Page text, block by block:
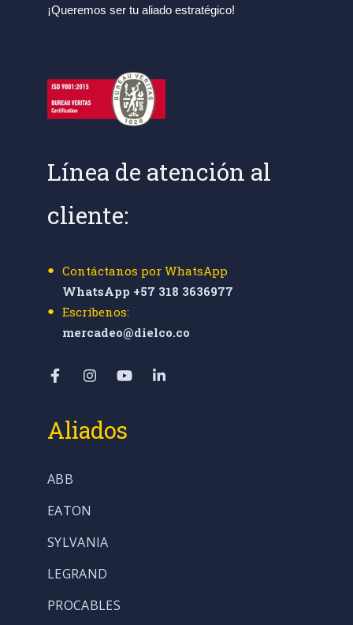
¡Queremos ser tu aliado estratégico!
Línea de atención al
cliente:
Contáctanos por WhatsApp
WhatsApp +57 318 3636977
Escríbenos:
mercadeo@dielco.co
Aliados
ABB
EATON
SYLVANIA
LEGRAND
PROCABLES